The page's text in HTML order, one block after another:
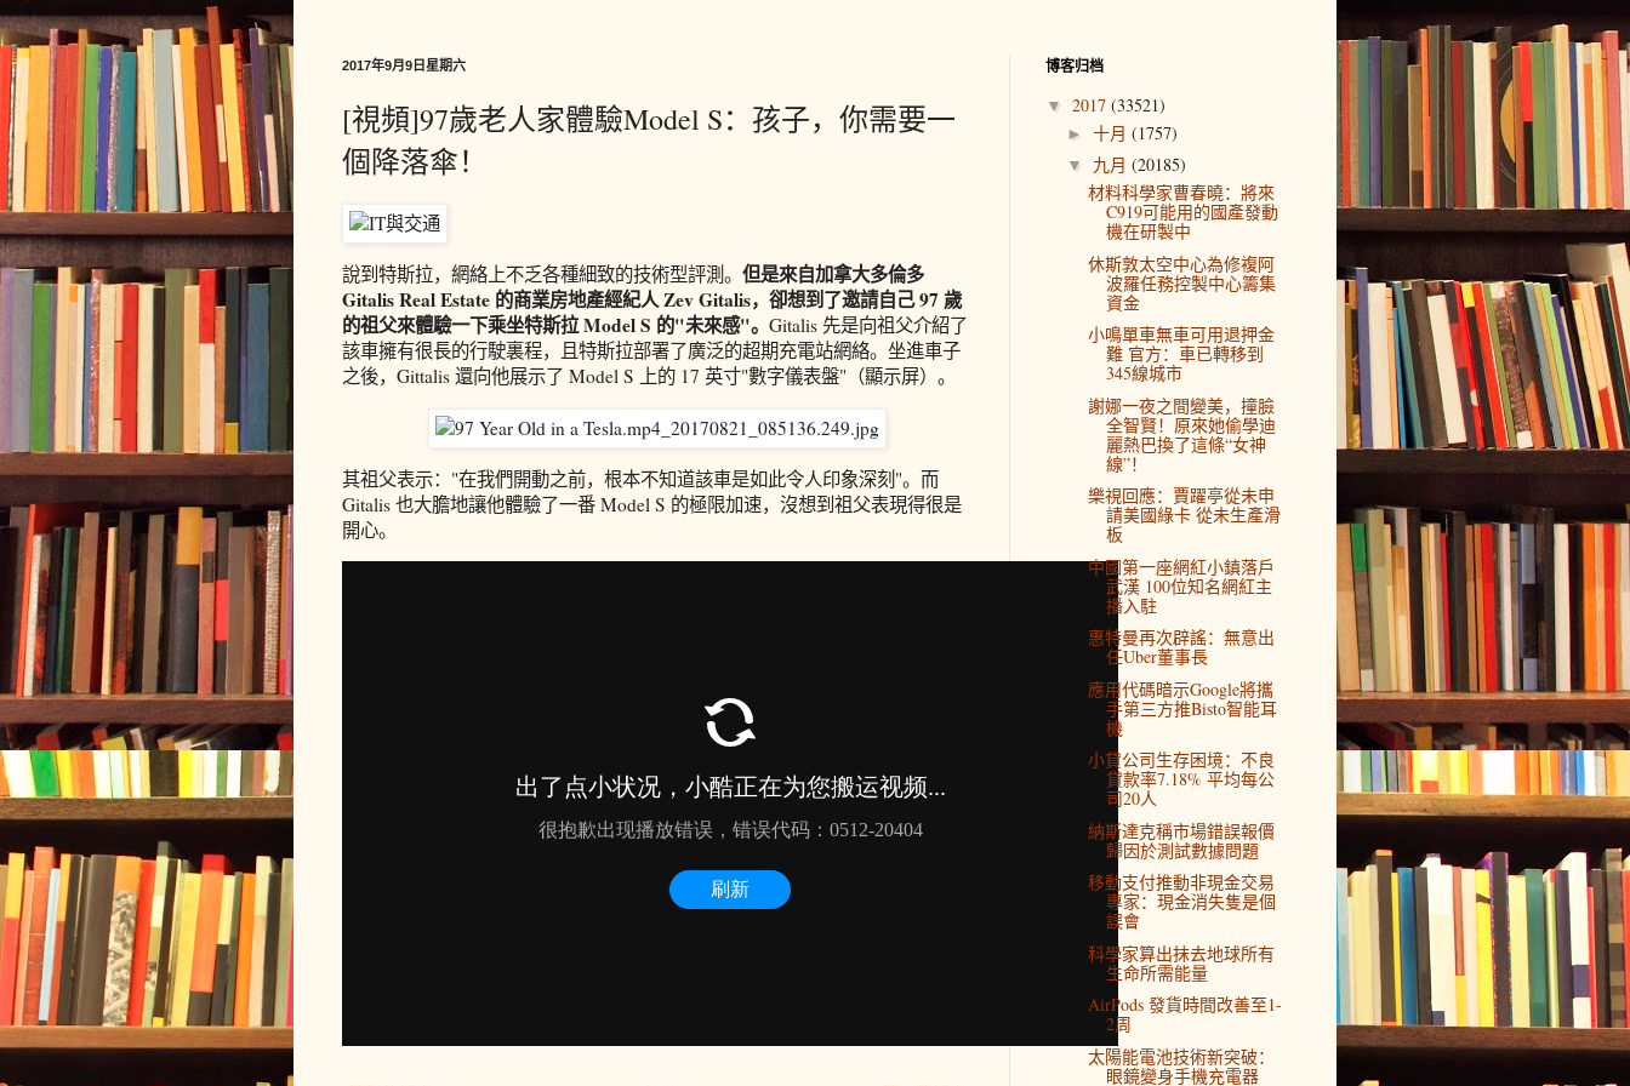
2017年9月9日星期六
[視頻]97歲老人家體驗Model S：孩子，你需要一
個降落傘！
說到特斯拉，網絡上不乏各種細致的技術型評測。 但是來自加拿大多倫多
Gitalis Real Estate 的商業房地產經紀人 Zev Gitalis，卻想到了邀請自己 97 歲
的祖父來體驗一下乘坐特斯拉 Model S 的"未來感"。 Gitalis 先是向祖父介紹了
該車擁有很長的行駛裏程，且特斯拉部署了廣泛的超期充電站網絡。坐進車子
之後，Gittalis 還向他展示了 Model S 上的 17 英寸"數字儀表盤"（顯示屏）。
其祖父表示："在我們開動之前，根本不知道該車是如此令人印象深刻"。而
Gitalis 也大膽地讓他體驗了一番 Model S 的極限加速，沒想到祖父表現得很是
開心。
博客归档
▼ 2017 (33521)
► 十月 (1757)
▼ 九月 (20185)
材料科學家曹春曉：將來
C919可能用的國產發動
機在研製中
休斯敦太空中心為修複阿
波羅任務控製中心籌集
資金
小鳴單車無車可用退押金
難 官方：車已轉移到
345線城市
謝娜一夜之間變美，撞臉
全智賢！原來她偷學迪
麗熱巴換了這條“女神
線”！
樂視回應：賈躍亭從未申
請美國綠卡 從未生產滑
板
中國第一座網紅小鎮落戶
武漢 100位知名網紅主
播入駐
惠特曼再次辟謠：無意出
任Uber董事長
應用代碼暗示Google將攜
手第三方推Bisto智能耳
機
小貸公司生存困境：不良
貸款率7.18% 平均每公
司20人
納斯達克稱市場錯誤報價
歸因於測試數據問題
移動支付推動非現金交易
專家：現金消失隻是個
誤會
科學家算出抹去地球所有
生命所需能量
AirPods 發貨時間改善至1-
2周
太陽能電池技術新突破：
眼鏡變身手機充電器